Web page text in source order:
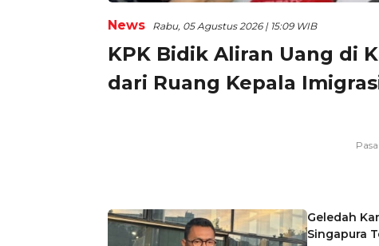
News Rabu, 05 Agustus 2026 | 15:09 WIB
KPK Bidik Aliran Uang di
dari Ruang Kepala
Geledah
Singapura